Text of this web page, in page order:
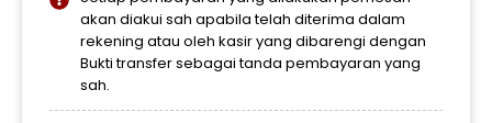
akan diakui sah apabila telah diterima dalam
rekening atau oleh kasir yang dibarengi dengan
Bukti transfer sebagai tanda pembayaran yang
sah.